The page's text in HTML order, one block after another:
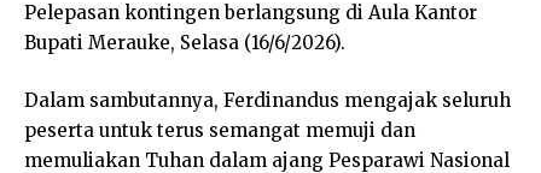
Pelepasan kontingen berlangsung di Aula Kantor
Bupati Merauke, Selasa (16/6/2026).
Dalam sambutannya, Ferdinandus mengajak seluruh
peserta untuk terus semangat memuji dan
memuliakan Tuhan dalam ajang Pesparawi Nasional